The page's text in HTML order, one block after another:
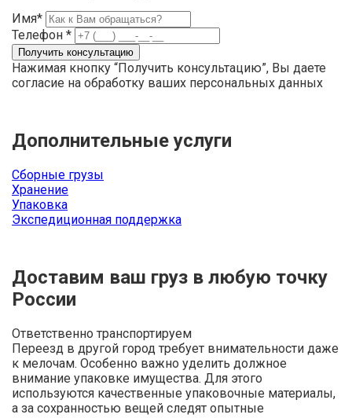
Имя*
Телефон *
Нажимая кнопку “Получить консультацию”, Вы даете
согласие на обработку ваших персональных данных
Дополнительные услуги
Сборные грузы
Хранение
Упаковка
Экспедиционная поддержка
Доставим ваш груз в любую точку
России
Ответственно транспортируем
Переезд в другой город требует внимательности даже
к мелочам. Особенно важно уделить должное
внимание упаковке имущества. Для этого
используются качественные упаковочные материалы,
а за сохранностью вещей следят опытные